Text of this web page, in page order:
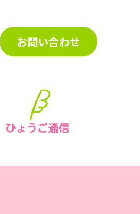
お問い合わせ
ひょうご通信